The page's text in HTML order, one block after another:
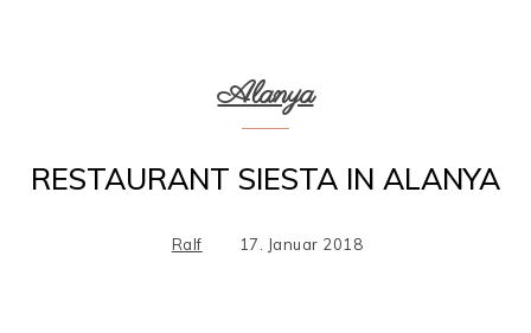
Alanya
RESTAURANT SIESTA IN ALANYA
Ralf 17. Januar 2018